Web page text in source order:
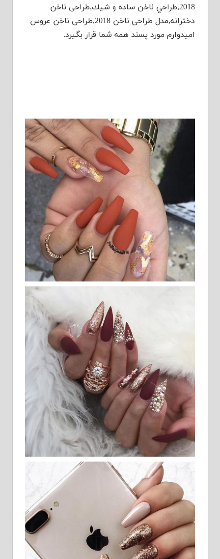
2018,طراحي ناخن ساده و شيك,طراحی ناخن
دخترانه,مدل طراحی ناخن 2018,طراحی ناخن عروس
امیدوارم مورد پسند همه شما قرار بگیرد.